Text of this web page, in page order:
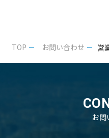
TOP お問い合わせ 営
お問